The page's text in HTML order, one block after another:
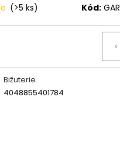
(>5 ks) Kód:
Bižuterie
4048855401784
BOILIES FLUO 30G